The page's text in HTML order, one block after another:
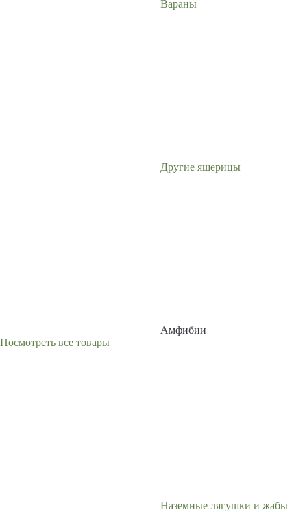
Вараны
Другие ящерицы
Амфибии
Посмотреть все товары
Наземные лягушки и жабы